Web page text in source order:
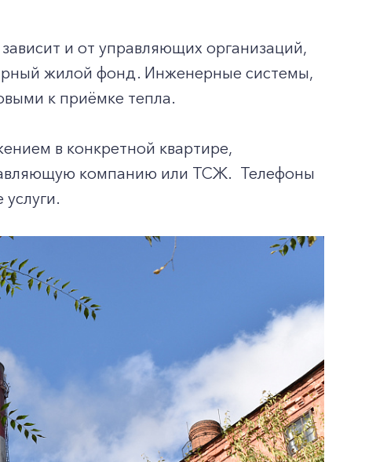
и от управляющих организаций,
жилой фонд. Инженерные системы,
к приёмке тепла.
в конкретной квартире,
компанию или ТСЖ. Телефоны